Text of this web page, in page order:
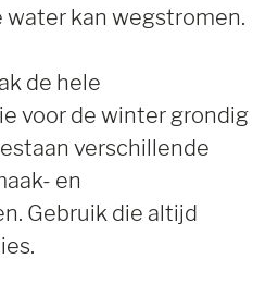
kan wegstromen.
de hele
voor de winter grondig
verschillende
en
Gebruik die altijd